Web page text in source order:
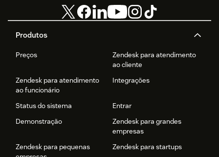
Produtos
Preços
Zendesk para atendimento
ao cliente
Zendesk para atendimento
ao funcionário
Integrações
Status do sistema
Entrar
Demonstração
Zendesk para grandes
empresas
Zendesk para pequenas
Zendesk para startups